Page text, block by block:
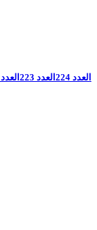
العدد 224 العدد 223 العدد 222